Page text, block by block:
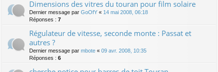
Dimensions des vitres du touran pour film solaire
Dernier message par GoOfY « 14 mai 2008, 06:18
Réponses : 7
Régulateur de vitesse, seconde monte : Passat et
autres ?
Dernier message par mbote « 09 avr. 2008, 10:35
Réponses : 6